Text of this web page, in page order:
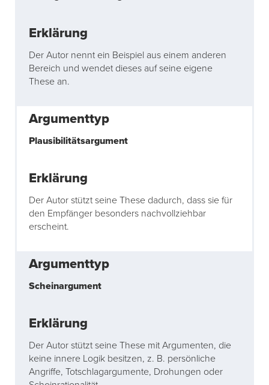
Der Autor nennt ein Beispiel aus einem anderen
Bereich und wendet dieses auf seine eigene
These an.
Plausibilitätsargument
Der Autor stützt seine These dadurch, dass sie für
den Empfänger besonders nachvollziehbar
erscheint.
Scheinargument
Der Autor stützt seine These mit Argumenten, die
keine innere Logik besitzen, z. B. persönliche
Angriffe, Totschlagargumente, Drohungen oder